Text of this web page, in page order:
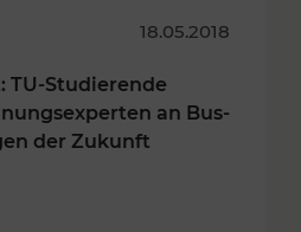
18.05.2018
TU-Studierende
an Bus-
der Zukunft